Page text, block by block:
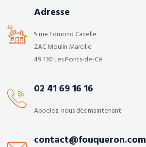
Adresse
5 rue Edmond Canelle
ZAC Moulin Marcille
49 130 Les Ponts-de-Cé
02 41 69 16 16
Appelez-nous dès maintenant
contact@fouqueron.com